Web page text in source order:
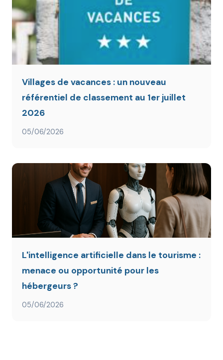
Villages de vacances : un nouveau
référentiel de classement au 1er juillet
2026
05/06/2026
L'intelligence artificielle dans le tourisme :
menace ou opportunité pour les
hébergeurs ?
05/06/2026